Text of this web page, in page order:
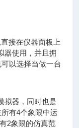
接在仪器面板上
器使用，并且拥
以选择当做一台
拟器，同时也是
有4个象限中运
2象限的仿真范